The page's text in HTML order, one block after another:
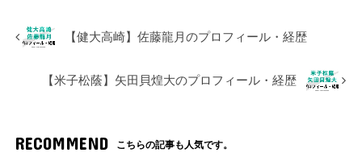
【健大高崎】佐藤龍月のプロフィール・経歴
【米子松蔭】矢田貝煌大のプロフィール・経歴
RECOMMEND こちらの記事も人気です。